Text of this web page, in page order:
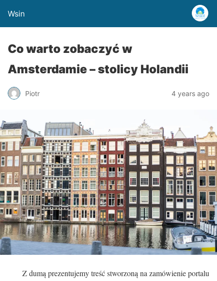
Wsin
Co warto zobaczyć w
Amsterdamie – stolicy Holandii
Piotr 4 years ago
Z dumą prezentujemy treść stworzoną na zamówienie portalu